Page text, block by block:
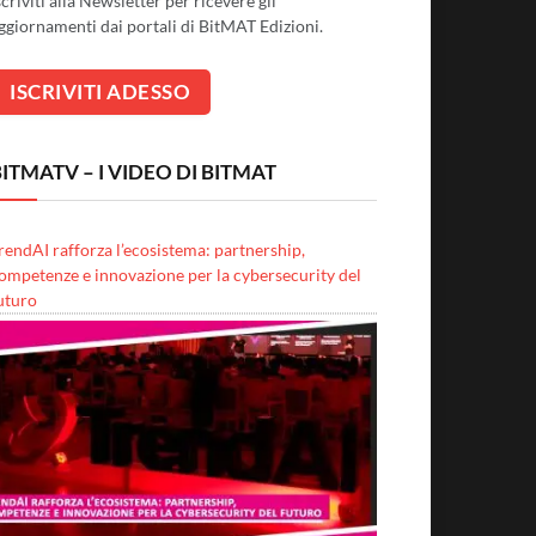
dai portali di BitMAT Edizioni.
– I VIDEO DI BITMAT
rafforza l’ecosistema: partnership,
e innovazione per la cybersecurity del